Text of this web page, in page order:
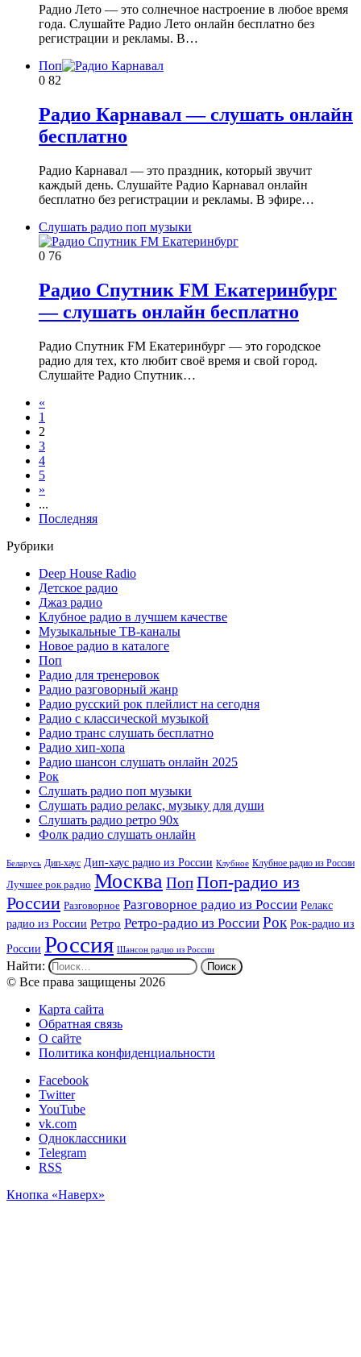
Радио Лето — это солнечное настроение в любое время
года. Слушайте Радио Лето онлайн бесплатно без
регистрации и рекламы. В…
Поп
0 82
Радио Карнавал — слушать онлайн
бесплатно
Радио Карнавал — это праздник, который звучит
каждый день. Слушайте Радио Карнавал онлайн
бесплатно без регистрации и рекламы. В эфире…
Слушать радио поп музыки
0 76
Радио Спутник FM Екатеринбург
— слушать онлайн бесплатно
Радио Спутник FM Екатеринбург — это городское
радио для тех, кто любит своё время и свой город.
Слушайте Радио Спутник…
«
1
2
3
4
5
»
...
Последняя
Рубрики
Deep House Radio
Детское радио
Джаз радио
Клубное радио в лучшем качестве
Музыкальные ТВ-каналы
Новое радио в каталоге
Поп
Радио для тренеровок
Радио разговорный жанр
Радио русский рок плейлист на сегодня
Радио с классической музыкой
Радио транс слушать бесплатно
Радио хип-хопа
Радио шансон слушать онлайн 2025
Рок
Слушать радио поп музыки
Слушать радио релакс, музыку для души
Слушать радио ретро 90х
Фолк радио слушать онлайн
Беларусь Дип-хаус Дип-хаус радио из России Клубное Клубное радио из России
Лучшее рок радио МоскваПопПоп-радио из
России Разговорное Разговорное радио из России Релакс
радио из России Ретро Ретро-радио из России Рок Рок-радио из
России Россия Шансон радио из России
Найти:
© Все права защищены 2026
Карта сайта
Обратная связь
О сайте
Политика конфиденциальности
Facebook
Twitter
YouTube
vk.com
Одноклассники
Telegram
RSS
Кнопка «Наверх»